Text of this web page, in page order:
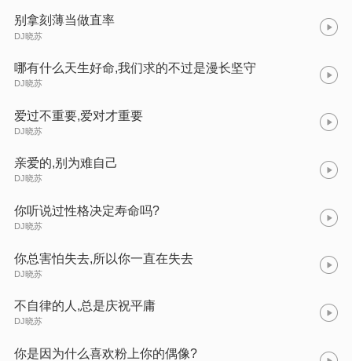
别拿刻薄当做直率
DJ晓苏
哪有什么天生好命,我们求的不过是漫长坚守
DJ晓苏
爱过不重要,爱对才重要
DJ晓苏
亲爱的,别为难自己
DJ晓苏
你听说过性格决定寿命吗?
DJ晓苏
你总害怕失去,所以你一直在失去
DJ晓苏
不自律的人,总是庆祝平庸
DJ晓苏
你是因为什么喜欢粉上你的偶像?